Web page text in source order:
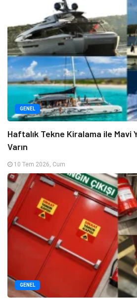
GENEL
Haftalık Tekne Kiralama ile Mavi
Varın
10 Tem 2026, Cum
GENEL